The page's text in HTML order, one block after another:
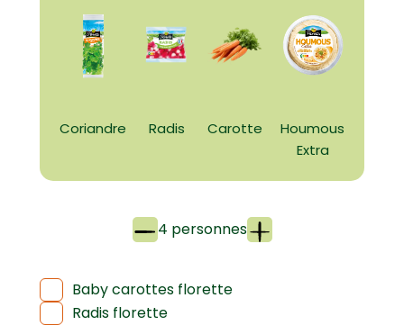
Coriandre Radis Carotte
Houmous
Extra
4 personnes
Baby carottes florette
Radis florette